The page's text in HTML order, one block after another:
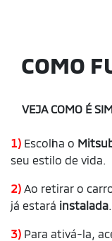
COMO
VEJA COMO É
1) Escolha o
seu estilo de vida.
2) Ao retirar o
já estará instalada
3) Para ativá-la,